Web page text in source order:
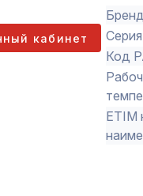
кабинет
Бренд
Серия
Код
ETIM